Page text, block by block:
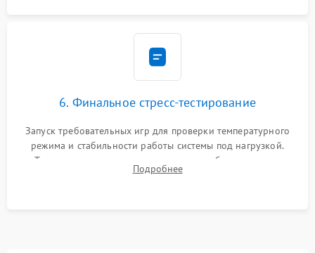
6. Финальное стресс-тестирование
Запуск требовательных игр для проверки температурного
режима и стабильности работы системы под нагрузкой.
Тестирование привода, синхронизации беспроводных
геймпадов, выхода в сеть и выдачи изображения без
Подробнее